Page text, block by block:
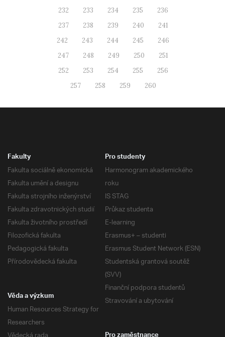
232
233 234 235
236
237
238 239 240
241
242
243 244 245
246
247
248 249 250
251
252
253 254 255
256
257
258 259 260
Fakulty
Fakulta sociálně ekonomická
Fakulta umění a designu
Fakulta strojního inženýrství
Fakulta zdravotnických studií
Fakulta životního prostředí
Filozofická fakulta
Pedagogická fakulta
Přírodovědecká fakulta
Pro studenty
Harmonogram akademického
roku
IS STAG
Průkaz studenta
E-learning
Erasmus+ – studenti
Erasmus Student Network (ESN)
Studentská grantová soutěž
(SVV)
Finanční podpora studentů
Stravování a ubytování
Věda a výzkum
Human Resources Strategy for
Researchers